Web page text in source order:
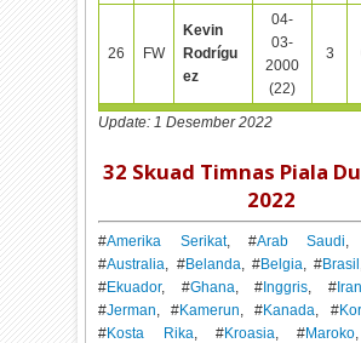
26 FW
Kevin
Rodrígu
ez
04-
03-
2000
(22)
3
Update: 1 Desember 2022
32 Skuad Timnas Piala
2022
#Amerika Serikat, #Arab Saudi
#Australia , #Belanda , #Belgia , #Brasil
#Ekuador, #Ghana , #Inggris , #Iran
#Jerman , #Kamerun , #Kanada , #
#Kosta Rika , #Kroasia , #Maroko